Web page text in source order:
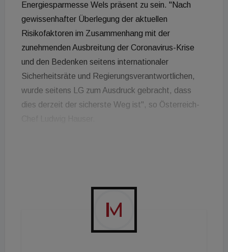
Energiesparmesse Wels präsent zu sein. "Nach
gewissenhafter Überlegung der aktuellen
Risikofaktoren im Zusammenhang mit der
zunehmenden Ausbreitung der Coronavirus-Krise
und den Bedenken seitens internationaler
Sicherheitsräte und Regierungsverantwortlichen,
wurde seitens LG zum Ausdruck gebracht, dass
dies derzeit der sicherste Weg ist", so Österreich-
bei einem der nächsten Events nachgeholt, so LG.
vertreten - zum Beispiel beim Großhändler IPK